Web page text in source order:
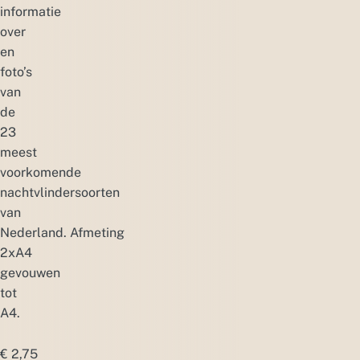
informatie
over
en
foto’s
van
de
23
meest
voorkomende
nachtvlindersoorten
van
Nederland. Afmeting
2xA4
gevouwen
tot
A4.
€ 2,75